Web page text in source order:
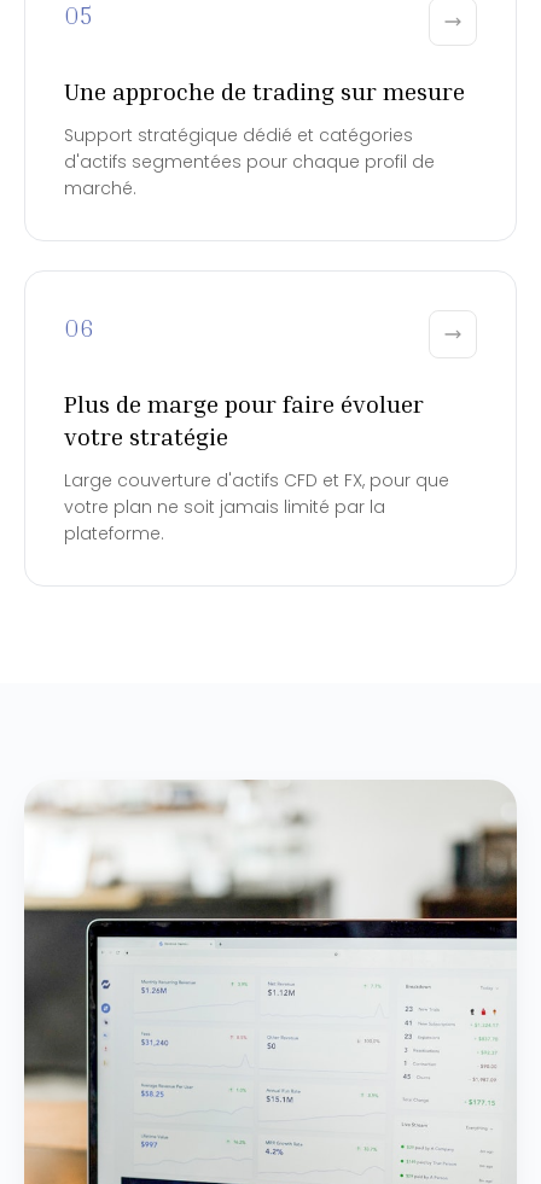
05
Une approche de trading sur mesure
Support stratégique dédié et catégories
d'actifs segmentées pour chaque profil de
marché.
06
Plus de marge pour faire évoluer
votre stratégie
Large couverture d'actifs CFD et FX, pour que
votre plan ne soit jamais limité par la
plateforme.